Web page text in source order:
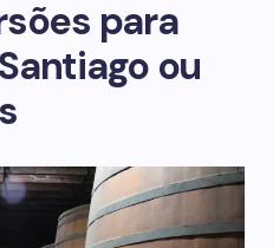
para
ou